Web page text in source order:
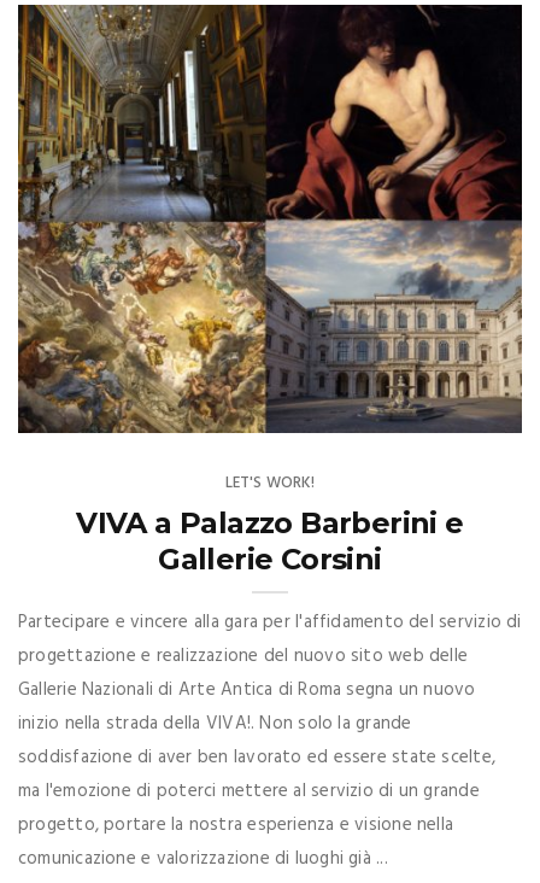
LET'S WORK!
VIVA a Palazzo Barberini e
Gallerie Corsini
Partecipare e vincere alla gara per l'affidamento del servizio di
progettazione e realizzazione del nuovo sito web delle
Gallerie Nazionali di Arte Antica di Roma segna un nuovo
inizio nella strada della VIVA!. Non solo la grande
soddisfazione di aver ben lavorato ed essere state scelte,
ma l'emozione di poterci mettere al servizio di un grande
progetto, portare la nostra esperienza e visione nella
comunicazione e valorizzazione di luoghi già ...